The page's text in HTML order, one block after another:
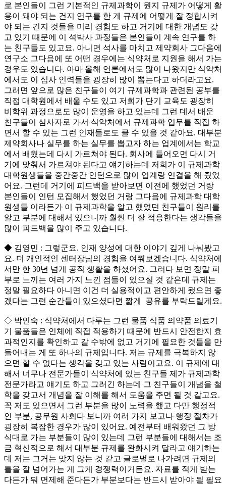
로 본인들이 그런 기본적인 규제과학이 뭔지 규제가 어떻게 활
용이 돼야 되는 건지 연구를 한 게 규제에 어떻게 잘 정합시켜
야 되는 건지 것들을 미리 경험도 하고 거기에 대한 개념도 갖
고 있기 때문에 이 석박사 과정들은 본인들이 계속 연구를 하
는 친구들도 있고요. 아니면 석사를 마치고 제약회사 그다음에
연구소 그다음에 또 어떤 경우에는 식약처로 지원을 해서 가는
경우도 있습니다. 아마 올해 언론에서도 많이 나왔지만 식약처
에서도 이 심사 인력들을 굉장히 많이 뽑는다고 하더라고요.
그러면 앞으로 많은 친구들이 여기 규제과학과 관련된 공부를
직접 대학원에서 배울 수도 있고 저희가 단기 교육도 굉장히
비학위 과정으로도 많이 운영을 하고 있는데 그런 데서 배운
친구들이 심사자로 가서 식약처에서 규제과학 업무를 직접 하
면서 할 수 있는 그런 인재들로도 클 수 있을 것 같아요. 대부분
제약회사나 실무를 하는 실무를 뽑고자 하는 업계에서는 학교
에서 배웠는데 다시 가르쳐야 된다. 회사에 들어오면 다시 거
기에 맞춰서 가르쳐야 된다고 얘기하는데 저희가 이 규제과학
대학원생들을 중간중간 인턴으로 많이 업계랑 연결을 해 줬었
어요. 그런데 거기에 피드백을 받아보면 이전에 했었던 거랑
본인들이 인턴 모집해서 했었던 거랑 그다음에 규제과학 대학
원생들 이라든가 이 규제과학을 알고 했었던 친구들이 원리를
알고 부분에 대해서 있으니까 훨씬 더 잘 적응한다는 생각들을
많이 피드백을 많이 주고 있습니다.
◆ 김영민 : 그렇군요. 인재 양성에 대한 이야기 깊게 나눠봤고
요. 더 개인적인 센터장님의 경험을 여쭤보겠습니다. 식약처에
서만 한 30년 넘게 공직 생활을 하셨어요. 그러다 보면 정말 피
부로 느끼는 여러 가지 느낀 점들이 있으실 것 같은데 규제는
정말 필요하다 아니면 이건 더 실용적이고 편안하게 됐으면 좋
겠다는 그런 순간들이 있으셨다면 짧게 공유를 부탁드릴게요.
◇ 박인숙 : 식약처에서 다루는 그런 물품 식품 의약품 의료기
기 물품들은 인체에 직접 적용하기 때문에 반드시 안전한지 효
과적인지를 확인하고 갈 수밖에 없고 거기에 필요한 것들을 만
들어내는 게 또 하나의 규제입니다. 저는 규제를 극복하지 않
으면 할 수 없다는 생각을 갖고 있는 사람이고요. 이 규제에 대
해서 너무나 전문가들이 식약처에 있는 친구들 제가 규제과학
전문가라고 얘기도 하고 그러긴 하는데 그 친구들이 개념을 철
학을 갖고서 개념을 잘 이해를 해서 도움을 주면 될 것 같고요.
꼭 저도 있으면서 그런 부분을 많이 노력을 했고 다만 행정적
인 부분, 공무원 사회다 보니까 여러 가지 보고나 행정 절차가
굉장히 복잡한 경우가 많이 있어요. 예전부터 배워왔던 그 방
식대로 가는 부분들이 많이 있는데 그런 부분들에 대해서는 조
금 혁신적으로 해서 대부분 규제를 완화시켜 달라고 얘기하는
데 저는 그거는 맞지 않는 것 같고 글로벌로 나가려면 규제의
틀을 잘 넘어가는 게 그게 경쟁력이거든요. 자료를 적게 받는
다든가 뭐 면제해 준다든가 부분보다는 반드시 받아야 될 필요